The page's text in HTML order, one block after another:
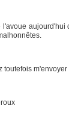
l'avoue aujourd'hui
toutefois